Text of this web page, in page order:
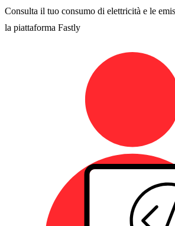
Consulta il tuo consumo di elettricità e le
la piattaforma Fastly